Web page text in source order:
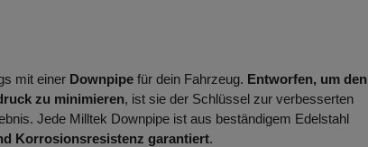
mit einer Downpipe für dein Fahrzeug. Entworfen, um den
zu minimieren, ist sie der Schlüssel zur verbesserten
Jede Milltek Downpipe ist aus beständigem Edelstahl
Korrosionsresistenz garantiert.